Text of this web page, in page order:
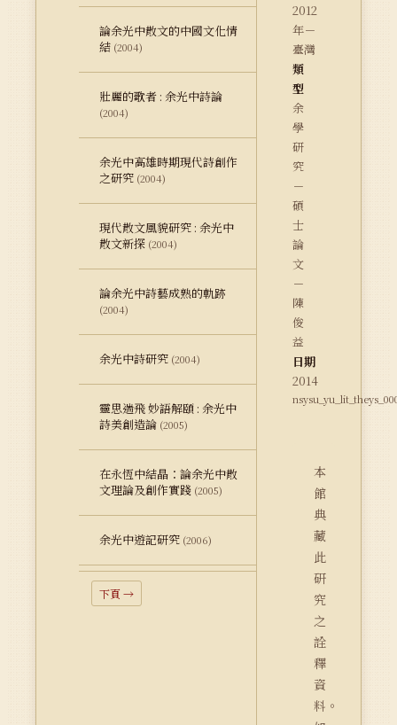
論余光中散文的中國文化情
結 (2004)
壯麗的歌者 : 余光中詩論
(2004)
余光中高雄時期現代詩創作
之研究 (2004)
現代散文風貌研究 : 余光中
散文新探 (2004)
論余光中詩藝成熟的軌跡
(2004)
余光中詩研究 (2004)
靈思遄飛 妙語解頤 : 余光中
詩美創造論 (2005)
在永恆中結晶：論余光中散
文理論及創作實踐 (2005)
余光中遊記研究 (2006)
下頁 →
2012
年－
臺灣
類
型
余
學
研
究
－
碩
士
論
文
－
陳
俊
益
日期
2014
本
館
典
藏
此
研
究
之
詮
釋
資
料。